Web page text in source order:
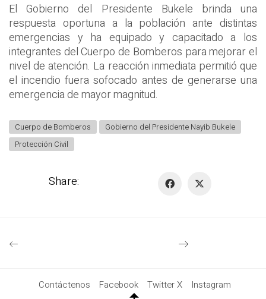
El Gobierno del Presidente Bukele brinda una
respuesta oportuna a la población ante distintas
emergencias y ha equipado y capacitado a los
integrantes del Cuerpo de Bomberos para mejorar el
nivel de atención. La reacción inmediata permitió que
el incendio fuera sofocado antes de generarse una
emergencia de mayor magnitud.
Cuerpo de Bomberos
Gobierno del Presidente Nayib Bukele
Protección Civil
Share:
Contáctenos Facebook Twitter X Instagram